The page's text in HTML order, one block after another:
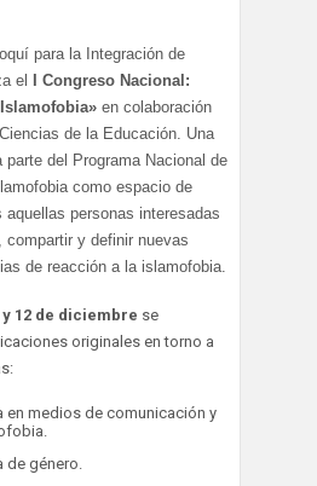
para la Integración de
el
I Congreso Nacional:
en colaboración
de la Educación. Una
del Programa Nacional de
como espacio de
aquellas personas interesadas
compartir y definir nuevas
de reacción a la islamofobia.
y 12 de diciembre se
originales en torno a
en medios de comunicación y
de género.